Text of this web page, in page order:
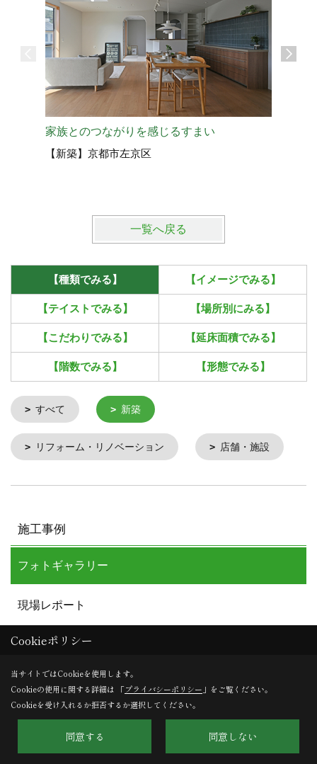
家族とのつながりを感じるすまい
【新築】京都市左京区
一覧へ戻る
【種類でみる】 【イメージでみる】
【テイストでみる】 【場所別にみる】
【こだわりでみる】 【延床面積でみる】
【階数でみる】 【形態でみる】
すべて 新築
リフォーム・リノベーション 店舗・施設
施工事例
フォトギャラリー
現場レポート
お客様の声
Cookieポリシー
当サイトではCookieを使用します。
Cookieの使用に関する詳細は 「プライバシーポリシー 」をご覧ください。
Cookieを受け入れるか拒否するか選択してください。
同意する 同意しない